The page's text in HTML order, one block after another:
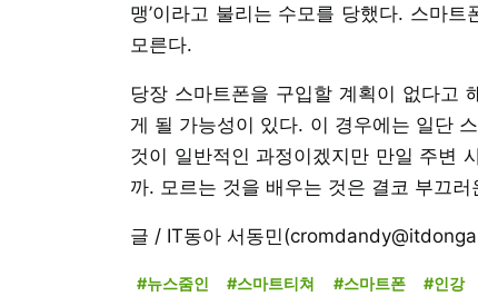
맹’이라고 불리는 수모를 당했다. 스마트
모른다.
당장 스마트폰을 구입할 계획이 없다고
게 될 가능성이 있다. 이 경우에는 일단
것이 일반적인 과정이겠지만 만일 주변
까. 모르는 것을 배우는 것은 결코 부끄러
글 / IT동아 서동민
#뉴스줌인 #스마트티쳐 #스마트폰 #인강